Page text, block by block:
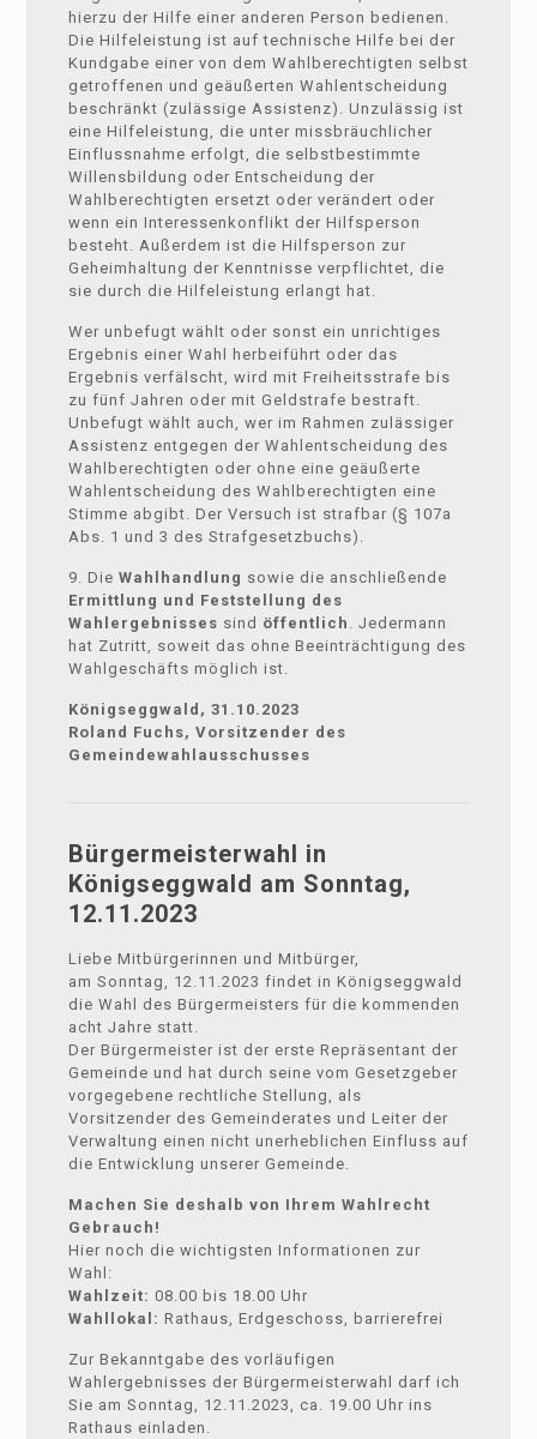
hierzu der Hilfe einer anderen Person bedienen.
Die Hilfeleistung ist auf technische Hilfe bei der
Kundgabe einer von dem Wahlberechtigten selbst
getroffenen und geäußerten Wahlentscheidung
beschränkt (zulässige Assistenz). Unzulässig ist
eine Hilfeleistung, die unter missbräuchlicher
Einflussnahme erfolgt, die selbstbestimmte
Willensbildung oder Entscheidung der
Wahlberechtigten ersetzt oder verändert oder
wenn ein Interessenkonflikt der Hilfsperson
besteht. Außerdem ist die Hilfsperson zur
Geheimhaltung der Kenntnisse verpflichtet, die
sie durch die Hilfeleistung erlangt hat.
Wer unbefugt wählt oder sonst ein unrichtiges
Ergebnis einer Wahl herbeiführt oder das
Ergebnis verfälscht, wird mit Freiheitsstrafe bis
zu fünf Jahren oder mit Geldstrafe bestraft.
Unbefugt wählt auch, wer im Rahmen zulässiger
Assistenz entgegen der Wahlentscheidung des
Wahlberechtigten oder ohne eine geäußerte
Wahlentscheidung des Wahlberechtigten eine
Stimme abgibt. Der Versuch ist strafbar (§ 107a
Abs. 1 und 3 des Strafgesetzbuchs).
9. Die Wahlhandlung sowie die anschließende
Ermittlung und Feststellung des
Wahlergebnisses sind öffentlich . Jedermann
hat Zutritt, soweit das ohne Beeinträchtigung des
Wahlgeschäfts möglich ist.
Königseggwald, 31.10.2023
Roland Fuchs, Vorsitzender des
Gemeindewahlausschusses
Bürgermeisterwahl in
Königseggwald am Sonntag,
12.11.2023
Liebe Mitbürgerinnen und Mitbürger,
am Sonntag, 12.11.2023 findet in Königseggwald
die Wahl des Bürgermeisters für die kommenden
acht Jahre statt.
Der Bürgermeister ist der erste Repräsentant der
Gemeinde und hat durch seine vom Gesetzgeber
vorgegebene rechtliche Stellung, als
Vorsitzender des Gemeinderates und Leiter der
Verwaltung einen nicht unerheblichen Einfluss auf
die Entwicklung unserer Gemeinde.
Machen Sie deshalb von Ihrem Wahlrecht
Gebrauch!
Hier noch die wichtigsten Informationen zur
Wahl:
Wahlzeit: 08.00 bis 18.00 Uhr
Wahllokal: Rathaus, Erdgeschoss, barrierefrei
Zur Bekanntgabe des vorläufigen
Wahlergebnisses der Bürgermeisterwahl darf ich
Sie am Sonntag, 12.11.2023, ca. 19.00 Uhr ins
Rathaus einladen.